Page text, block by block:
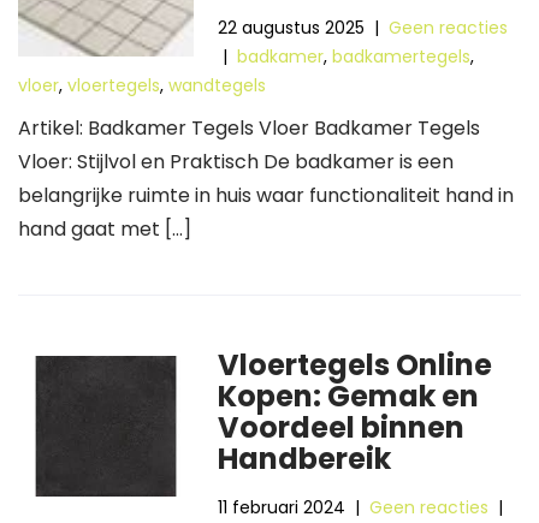
22 augustus 2025 |Geen reacties
|badkamer,badkamertegels,
vloer, vloertegels, wandtegels
Artikel: Badkamer Tegels Vloer Badkamer Tegels
Vloer: Stijlvol en Praktisch De badkamer is een
belangrijke ruimte in huis waar functionaliteit hand in
hand gaat met […]
Vloertegels Online
Kopen: Gemak en
Voordeel binnen
Handbereik
11 februari 2024 |Geen reacties |